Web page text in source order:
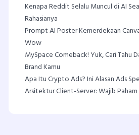
Kenapa Reddit Selalu Muncul di AI
Rahasianya
Prompt AI Poster Kemerdekaan
Wow
MySpace Comeback! Yuk, Cari Tahu
Brand Kamu
Apa Itu Crypto Ads? Ini Alasan Ads
Arsitektur Client-Server: Wajib